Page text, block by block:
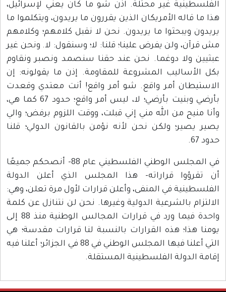
الفلسطينية غير محتلة. اذن شو ما كان يعني لإسرائيل،
هذا ما قاله الأمريكان الذين يقررون ما يريدون، ويتكلموا ما
يريدون ويبحثوا ما يريدون. نحن لا نقبل كلامهم؛ وكلامهم
مش قرآن، ولن يفرض علينا؛ قلنا: لا؛ وسنقول: لا. ونحن غير
عبثيين ولا دوغما. نحن عند حقنا سنصمد ونصبر ونقاوم
بكل الأساليب المشروعة للمقاومة. إذن ما يقولونه: إن
الاستيطان أمر واقع. شو أمر واقع! أنت معتدي وقعدت
بأرضي وبنيت بأرضي؛ لا، ليس أمر واقع؛ حدود 67 كما هي،
وأنا منيح من الله مني إني قبلت، ووقت اللزوم برفض؛ والي
يصير يصير؛ ولكن نحن لأنه نؤمن بالقانون الدولي؛ قلنا
حدود 67.
في المجلس الوطني الفلسطيني عام 88- أنصحكم جميعًا
أن تقرؤوا قراراته- هذا المجلس الذي أعلن الدولة
الفلسطينية في المنفى، وأعلن قرارات لأول مرة تعلن، وهي:
الالتزام بالشرعية الدولية وغيرها. نحن لن نتنازل عن كلمة
واحدة فيما ورد في قرارات المجالس الوطنية منذ 88 إلى
يومنا هذا؛ هذه القرارات بالنسبة لنا قرارات مقدسة؛ هي
التي أعلنا فيها المجلس الوطني في 88 في الجزائر؛ أعلنا فيه
إقامة الدولة الفلسطينية المستقلة.